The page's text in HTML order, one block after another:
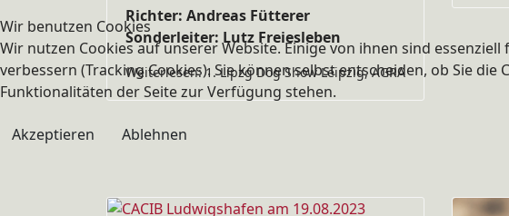
Richter: Andreas Fütterer
Sonderleiter: Lutz Freiesleben
Weiterlesen: 1. Lipzg Dog Show Leipzig, AGRA
Wir benutzen Cookies
Wir nutzen Cookies auf unserer Website. Einige von ihnen sind
verbessern (Tracking Cookies). Sie können selbst entscheiden, ob Sie
Funktionalitäten der Seite zur Verfügung stehen.
Akzeptieren Ablehnen